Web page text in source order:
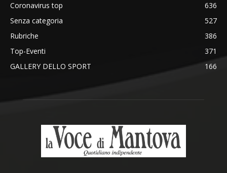
Coronavirus top
636
Senza categoria
527
Rubriche
386
Top-Eventi
371
GALLERY DELLO SPORT
166